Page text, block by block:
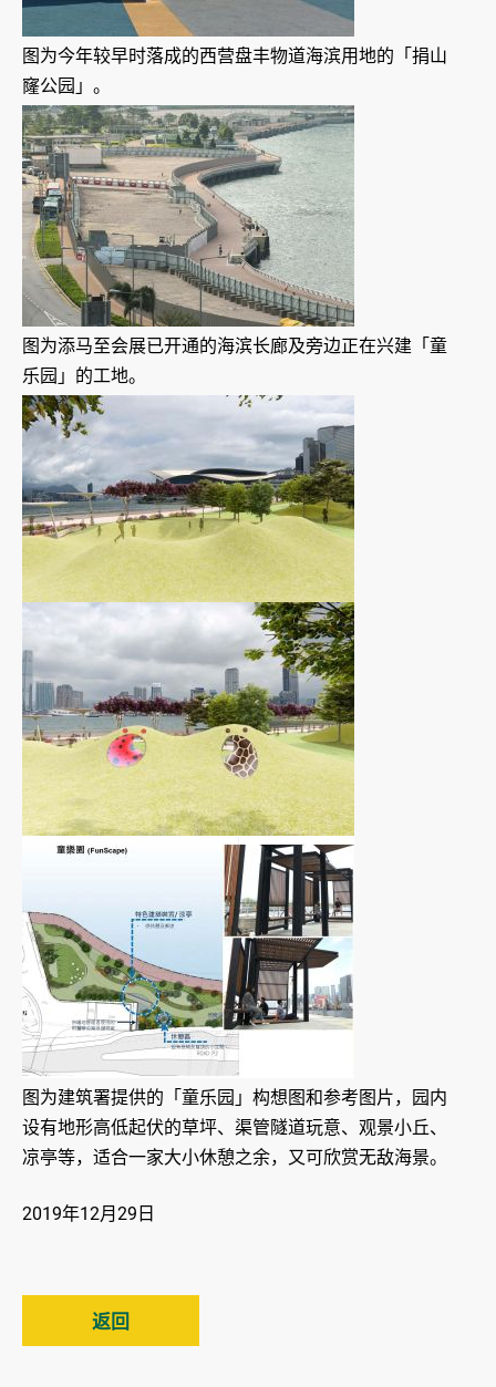
图为今年较早时落成的西营盘丰物道海滨用地的「捐山
窿公园」。
图为添马至会展已开通的海滨长廊及旁边正在兴建「童
乐园」的工地。
图为建筑署提供的「童乐园」构想图和参考图片，园内
设有地形高低起伏的草坪、渠管隧道玩意、观景小丘、
凉亭等，适合一家大小休憩之余，又可欣赏无敌海景。
2019年12月29日
返回